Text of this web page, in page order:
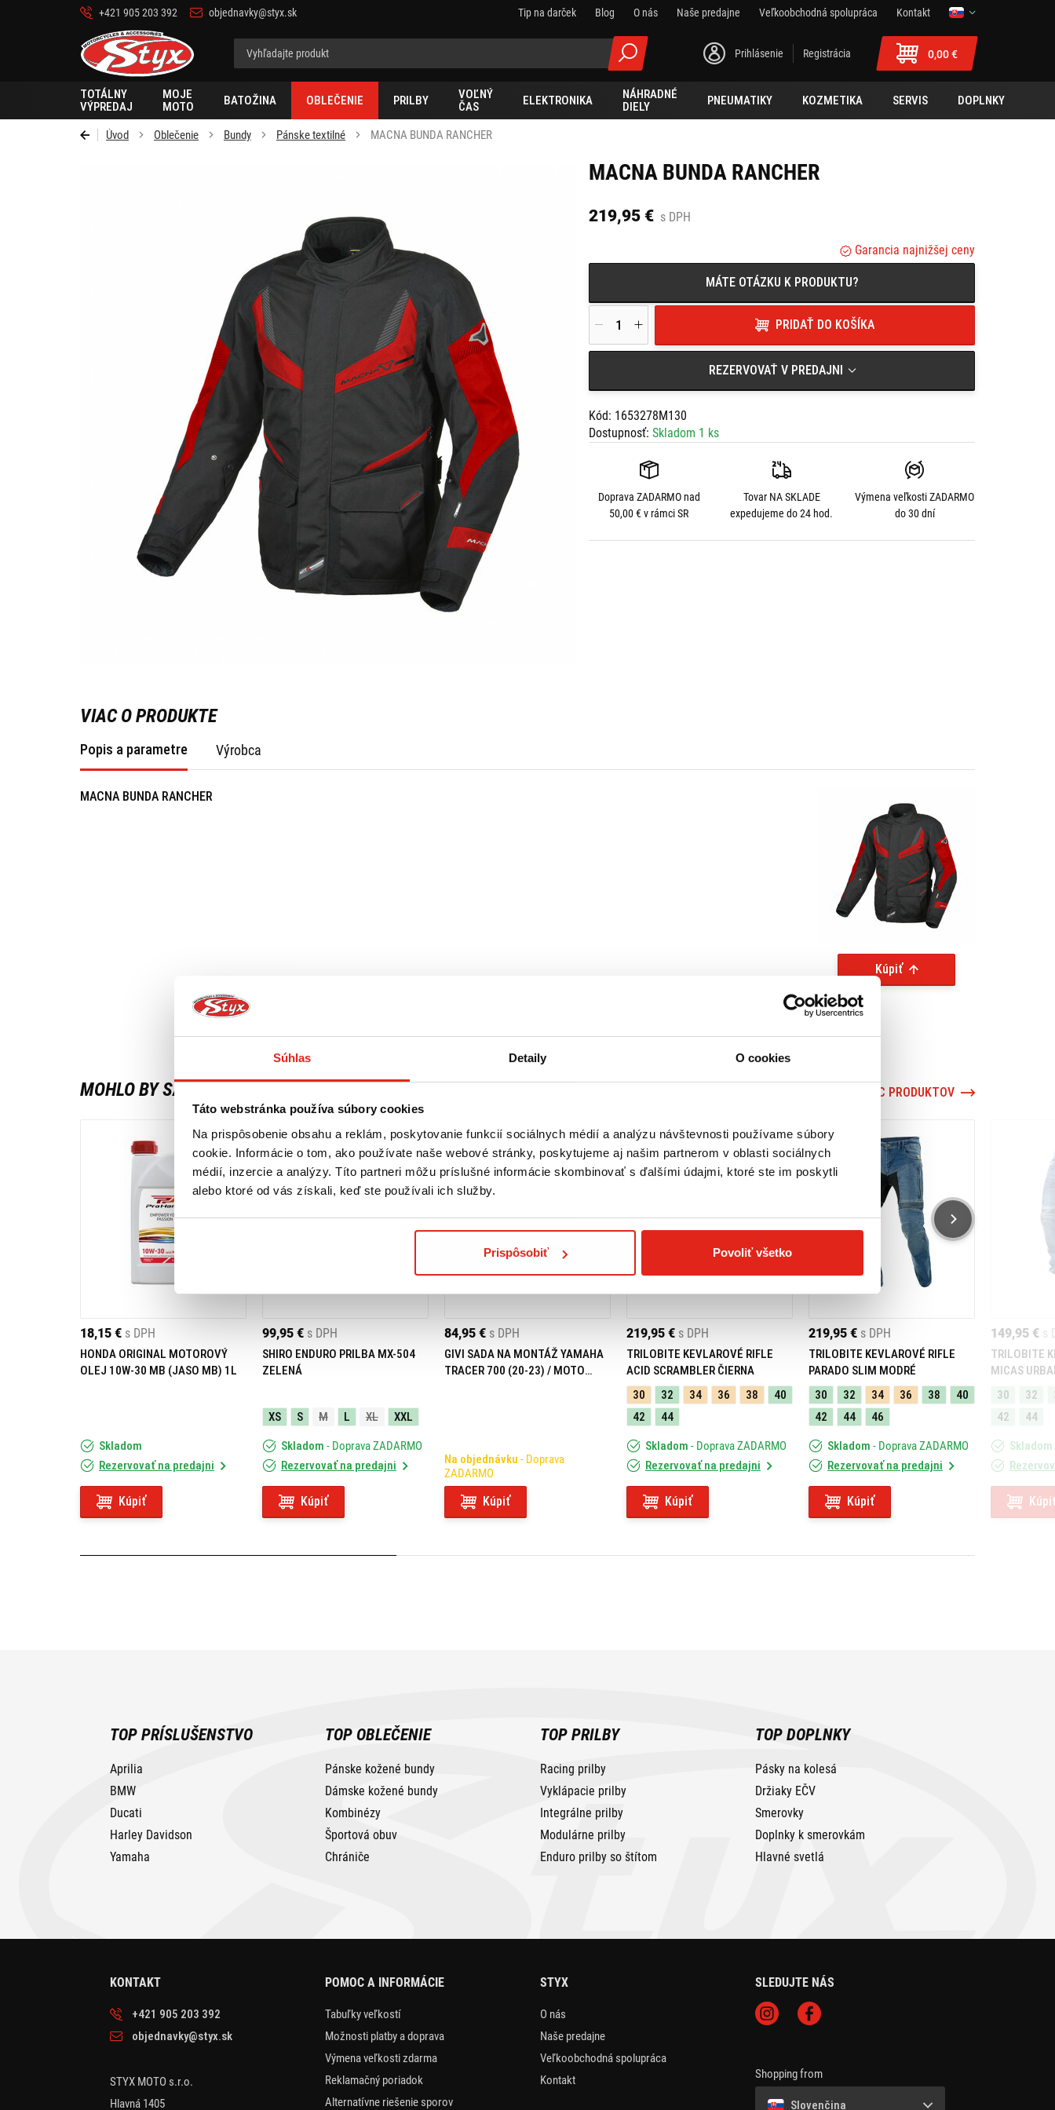
Súhlas Detaily O cookies
Táto webstránka používa súbory cookies
Na prispôsobenie obsahu a reklám, poskytovanie funkcií sociálnych médií a analýzu návštevnosti používame súbory
cookie. Informácie o tom, ako používate naše webové stránky, poskytujeme aj našim partnerom v oblasti sociálnych
médií, inzercie a analýzy. Títo partneri môžu príslušné informácie skombinovať s ďalšími údajmi, ktoré ste im poskytli
alebo ktoré od vás získali, keď ste používali ich služby.
Prispôsobiť Povoliť všetko
+421 905 203 392 objednavky@styx.sk Tip na darček Blog O nás Naše predajne Veľkoobchodná spolupráca
Kontakt
Styx
Prihlásenie
Registrácia 0,00 €
TOTÁLNY
VÝPREDAJ
MOJE
MOTO
BATOŽINA OBLEČENIE PRILBY
VOĽNÝ
ČAS
ELEKTRONIKA
NÁHRADNÉ
DIELY
PNEUMATIKY KOZMETIKA SERVIS DOPLNKY
Úvod Oblečenie Bundy Pánske textilné MACNA BUNDA RANCHER
MACNA BUNDA RANCHER
219,95 € s DPH
Garancia najnižšej ceny
MÁTE OTÁZKU K PRODUKTU?
PRIDAŤ DO KOŠÍKA
REZERVOVAŤ V PREDAJNI
Kód: 1653278M130
Dostupnosť: Skladom 1 ks
Doprava ZADARMOnad
50,00 € v rámci SR
Tovar NA SKLADE
expedujeme do 24 hod.
Výmena veľkostiZADARMO
do 30 dní
VIAC O PRODUKTE
Popis a parametre Výrobca
MACNA BUNDA RANCHER
Kúpiť
MOHLO BY SA VÁM PÁČIŤ VIAC PRODUKTOV
18,15 € s DPH
HONDA ORIGINAL MOTOROVÝ
OLEJ 10W-30 MB (JASO MB) 1L
Skladom
Rezervovať na predajni
Kúpiť
99,95 € s DPH
SHIRO ENDURO PRILBA MX-504
ZELENÁ
XS S M L XL XXL
Skladom - Doprava ZADARMO
Rezervovať na predajni
Kúpiť
84,95 € s DPH
GIVI SADA NA MONTÁŽ YAMAHA
TRACER 700 (20-23) / MOTO
Na objednávku - Doprava
ZADARMO
Kúpiť
219,95 € s DPH
TRILOBITE KEVLAROVÉ RIFLE
ACID SCRAMBLER ČIERNA
30
32 34 36 38
40
42
44
Skladom - Doprava ZADARMO
Rezervovať na predajni
Kúpiť
219,95 € s DPH
TRILOBITE KEVLAROVÉ RIFLE
PARADO SLIM MODRÉ
30
32 34 36 38
40
42
44 46
Skladom - Doprava ZADARMO
Rezervovať na predajni
Kúpiť
149,95 € s
TRILOBITE
MICAS
30
32
42
44
Skladom
TOP PRÍSLUŠENSTVO
Aprilia
BMW
Ducati
Harley Davidson
Yamaha
TOP OBLEČENIE
Pánske kožené bundy
Dámske kožené bundy
Kombinézy
Športová obuv
Chrániče
TOP PRILBY
Racing prilby
Vyklápacie prilby
Integrálne prilby
Modulárne prilby
Enduro prilby so štítom
TOP DOPLNKY
Pásky na kolesá
Držiaky EČV
Smerovky
Doplnky k smerovkám
Hlavné svetlá
KONTAKT
+421 905 203 392
objednavky@styx.sk
STYX MOTO s.r.o.
Hlavná 1405
POMOC A INFORMÁCIE
Tabuľky veľkostí
Možnosti platby a doprava
Výmena veľkosti zdarma
Reklamačný poriadok
Alternatívne riešenie sporov
STYX
O nás
Naše predajne
Veľkoobchodná spolupráca
Kontakt
SLEDUJTE NÁS
Shopping from
Slovenčina